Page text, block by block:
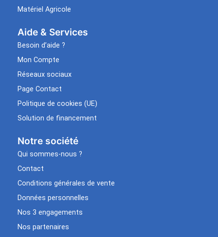
Matériel Agricole
Aide & Services​
Besoin d’aide ?
Mon Compte
Réseaux sociaux
Page Contact
Politique de cookies (UE)
Solution de financement
Notre société
Qui sommes-nous ?
Contact
Conditions générales de vente
Données personnelles
Nos 3 engagements
Nos partenaires